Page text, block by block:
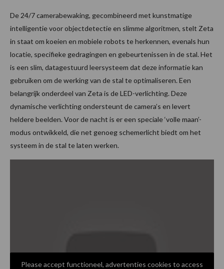
De 24/7 camerabewaking, gecombineerd met kunstmatige
intelligentie voor objectdetectie en slimme algoritmen, stelt Zeta
in staat om koeien en mobiele robots te herkennen, evenals hun
locatie, specifieke gedragingen en gebeurtenissen in de stal. Het
is een slim, datagestuurd leersysteem dat deze informatie kan
gebruiken om de werking van de stal te optimaliseren. Een
belangrijk onderdeel van Zeta is de LED-verlichting. Deze
dynamische verlichting ondersteunt de camera’s en levert
heldere beelden. Voor de nacht is er een speciale ‘volle maan’-
modus ontwikkeld, die net genoeg schemerlicht biedt om het
systeem in de stal te laten werken.
Please accept functioneel, advertenties cookies to access